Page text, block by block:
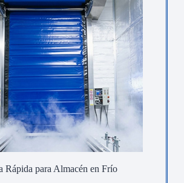
Rápida para Almacén en Frío